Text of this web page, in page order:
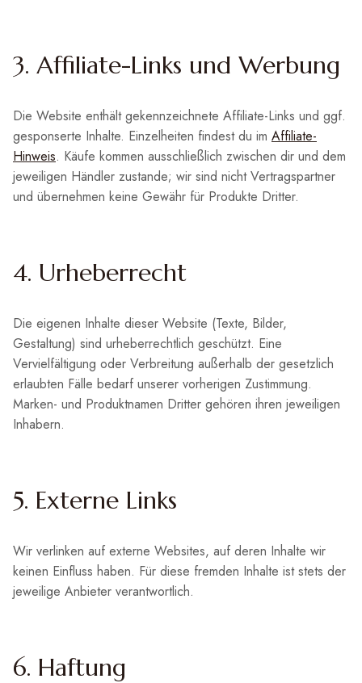
3. Affiliate-Links und Werbung
Die Website enthält gekennzeichnete Affiliate-Links und ggf.
gesponserte Inhalte. Einzelheiten findest du im Affiliate-
Hinweis. Käufe kommen ausschließlich zwischen dir und dem
jeweiligen Händler zustande; wir sind nicht Vertragspartner
und übernehmen keine Gewähr für Produkte Dritter.
4. Urheberrecht
Die eigenen Inhalte dieser Website (Texte, Bilder,
Gestaltung) sind urheberrechtlich geschützt. Eine
Vervielfältigung oder Verbreitung außerhalb der gesetzlich
erlaubten Fälle bedarf unserer vorherigen Zustimmung.
Marken- und Produktnamen Dritter gehören ihren jeweiligen
Inhabern.
5. Externe Links
Wir verlinken auf externe Websites, auf deren Inhalte wir
keinen Einfluss haben. Für diese fremden Inhalte ist stets der
jeweilige Anbieter verantwortlich.
6. Haftung